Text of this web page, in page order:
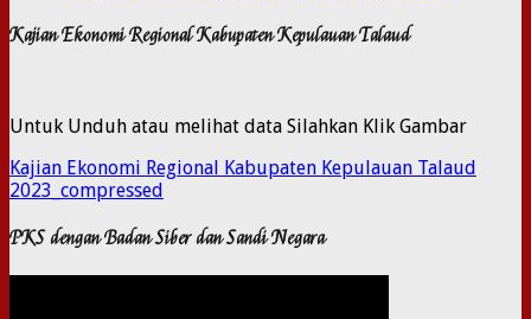
Kajian Ekonomi Regional Kabupaten Kepulauan Talaud
Untuk Unduh atau melihat data Silahkan Klik Gambar
Kajian Ekonomi Regional Kabupaten Kepulauan Talaud
2023_compressed
PKS dengan Badan Siber dan Sandi Negara